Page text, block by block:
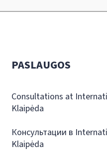
PASLAUGOS
Consultations at
Klaipėda
Консультации в
Klaipėda